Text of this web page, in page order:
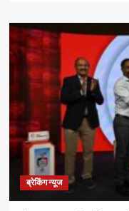
ब्रेकिंग न्यूज